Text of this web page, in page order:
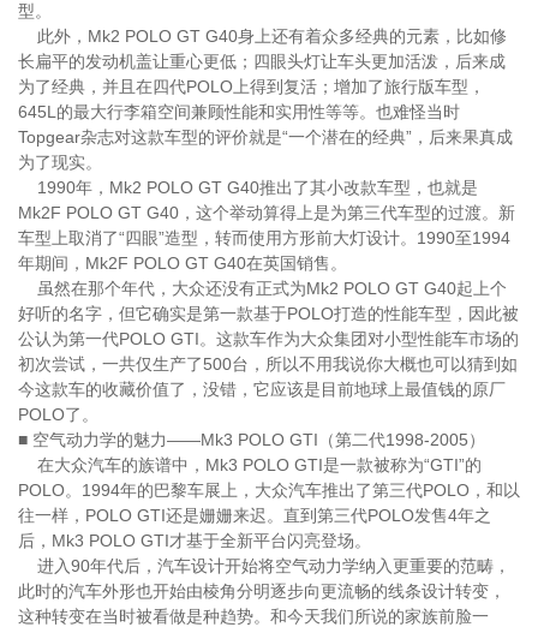
型。
此外，Mk2 POLO GT G40身上还有着众多经典的元素，比如修
长扁平的发动机盖让重心更低；四眼头灯让车头更加活泼，后来成
为了经典，并且在四代POLO上得到复活；增加了旅行版车型，
645L的最大行李箱空间兼顾性能和实用性等等。也难怪当时
Topgear杂志对这款车型的评价就是“一个潜在的经典”，后来果真成
为了现实。
1990年，Mk2 POLO GT G40推出了其小改款车型，也就是
Mk2F POLO GT G40，这个举动算得上是为第三代车型的过渡。新
车型上取消了“四眼”造型，转而使用方形前大灯设计。1990至1994
年期间，Mk2F POLO GT G40在英国销售。
虽然在那个年代，大众还没有正式为Mk2 POLO GT G40起上个
好听的名字，但它确实是第一款基于POLO打造的性能车型，因此被
公认为第一代POLO GTI。这款车作为大众集团对小型性能车市场的
初次尝试，一共仅生产了500台，所以不用我说你大概也可以猜到如
今这款车的收藏价值了，没错，它应该是目前地球上最值钱的原厂
POLO了。
■ 空气动力学的魅力——Mk3 POLO GTI（第二代1998-2005）
在大众汽车的族谱中，Mk3 POLO GTI是一款被称为“GTI”的
POLO。1994年的巴黎车展上，大众汽车推出了第三代POLO，和以
往一样，POLO GTI还是姗姗来迟。直到第三代POLO发售4年之
后，Mk3 POLO GTI才基于全新平台闪亮登场。
进入90年代后，汽车设计开始将空气动力学纳入更重要的范畴，
此时的汽车外形也开始由棱角分明逐步向更流畅的线条设计转变，
这种转变在当时被看做是种趋势。和今天我们所说的家族前脸一